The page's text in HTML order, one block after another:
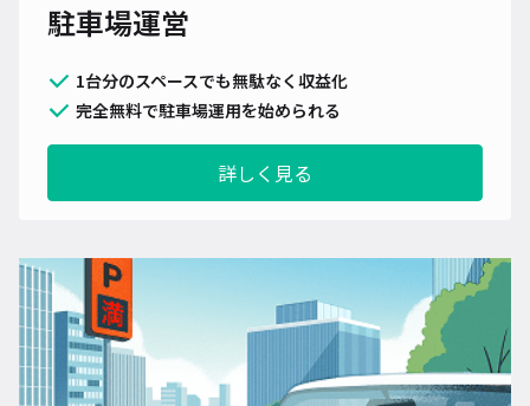
駐車場運営
1台分のスペースでも無駄なく収益化
完全無料で駐車場運用を始められる
詳しく見る